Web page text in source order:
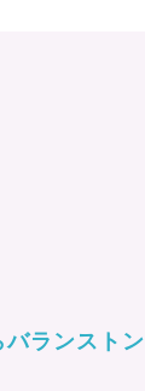
ランストン